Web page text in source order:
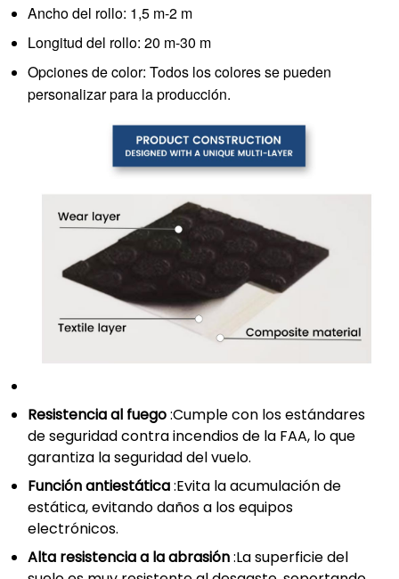
Ancho del rollo: 1,5 m-2 m
Longitud del rollo: 20 m-30 m
Opciones de color: Todos los colores se pueden
personalizar para la producción.
Resistencia al fuego:Cumple con los estándares
de seguridad contra incendios de la FAA, lo que
garantiza la seguridad del vuelo.
Función antiestática:Evita la acumulación de
estática, evitando daños a los equipos
electrónicos.
Alta resistencia a la abrasión:La superficie del